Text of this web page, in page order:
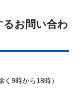
るお問い合わ
9時から18時）